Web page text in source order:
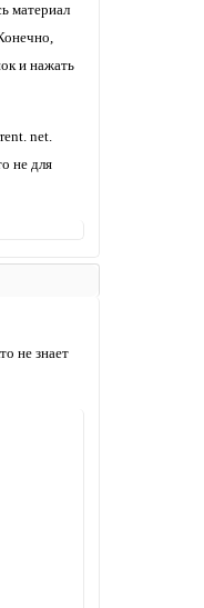
материал
и нажать
net.
не для
не знает